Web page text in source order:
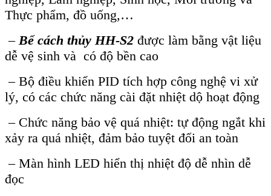
Thực phẩm, đồ uống,…
–Bể cách thủy HH-S2 được làm bằng vật liệu
dễ vệ sinh và có độ bền cao
– Bộ điều khiển PID tích hợp công nghệ vi xử
lý, có các chức năng cài đặt nhiệt dộ hoạt động
– Chức năng bảo vệ quá nhiệt: tự động ngắt khi
xảy ra quá nhiệt, đảm bảo tuyệt đối an toàn
– Màn hình LED hiển thị nhiệt độ dễ nhìn dễ
đọc